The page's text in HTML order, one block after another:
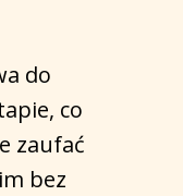
do
co
zaufać
bez